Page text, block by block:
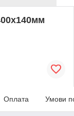
Оплата Умови